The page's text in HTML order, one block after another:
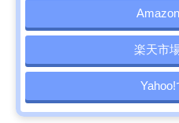
楽天市
Yahoo!